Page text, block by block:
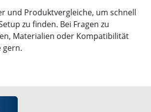
und Produktvergleiche, um schnell
zu finden. Bei Fragen zu
Materialien oder Kompatibilität
gern.